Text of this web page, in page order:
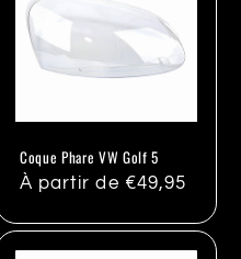
Coque Phare VW Golf 5
Prix
À partir de €49,95